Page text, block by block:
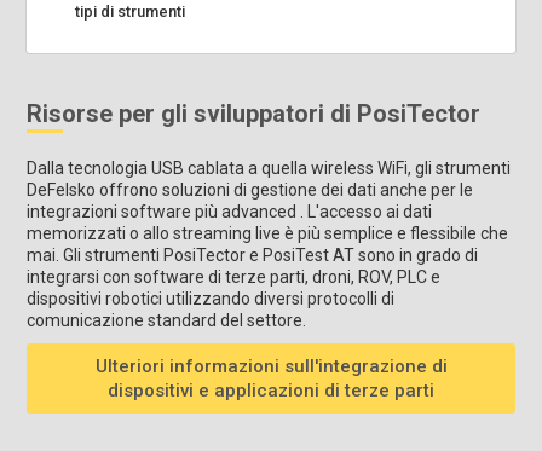
tipi di strumenti
Risorse per gli sviluppatori di PosiTector
Dalla tecnologia USB cablata a quella wireless WiFi, gli strumenti
DeFelsko offrono soluzioni di gestione dei dati anche per le
integrazioni software più advanced . L'accesso ai dati
memorizzati o allo streaming live è più semplice e flessibile che
mai. Gli strumenti PosiTector e PosiTest AT sono in grado di
integrarsi con software di terze parti, droni, ROV, PLC e
dispositivi robotici utilizzando diversi protocolli di
comunicazione standard del settore.
Ulteriori informazioni sull'integrazione di
dispositivi e applicazioni di terze parti